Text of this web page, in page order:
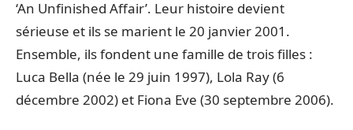
‘An Unfinished Affair’. Leur histoire devient
sérieuse et ils se marient le 20 janvier 2001.
Ensemble, ils fondent une famille de trois filles :
Luca Bella (née le 29 juin 1997), Lola Ray (6
décembre 2002) et Fiona Eve (30 septembre 2006).